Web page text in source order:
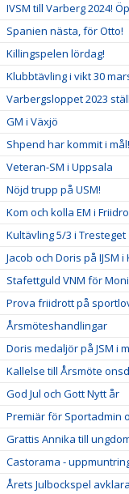
IVSM till Varberg 2024!
Spanien nästa, för Otto!
Killingspelen lördag!
Klubbtävling i vikt 30
Varbergsloppet 2023
GM i Växjö
Shpend har kommit i mål!
Veteran-SM i Uppsala
Nöjd trupp på USM!
Kom och kolla EM i
Kultävling 5/3 i Tresteget
Jacob och Doris på IJSM
Stafettguld VNM för
Prova friidrott på
Årsmöteshandlingar
Doris medaljör på JSM i
Kallelse till Årsmöte
God Jul och Gott Nytt år
Premiär för Sportadmin
Grattis Annika till
Castorama -
Årets Julbockspel